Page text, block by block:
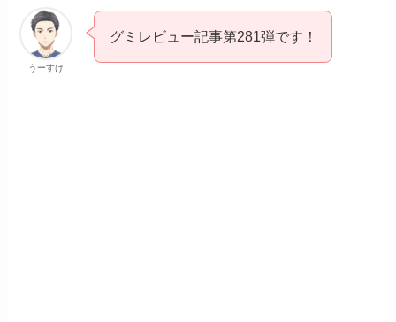
うーすけ
グミレビュー記事第281弾です！